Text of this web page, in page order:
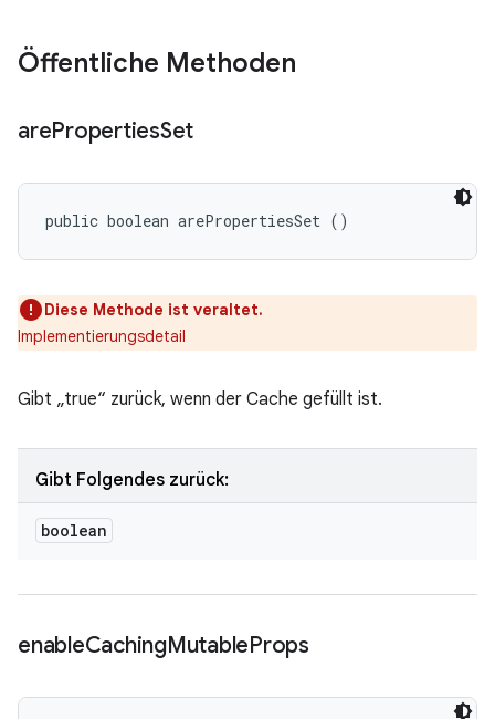
Öffentliche Methoden
arePropertiesSet
public boolean arePropertiesSet ()
Diese Methode ist veraltet.
Implementierungsdetail
Gibt „true“ zurück, wenn der Cache gefüllt ist.
Gibt Folgendes zurück:
boolean
enableCachingMutableProps